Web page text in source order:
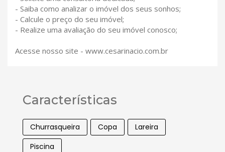
- Saiba como analizar o imóvel dos seus sonhos;
- Calcule o preço do seu imóvel;
- Realize uma avaliação do seu imóvel conosco;
Acesse nosso site - www.cesarinacio.com.br
Características
Churrasqueira Copa
Lareira
Piscina